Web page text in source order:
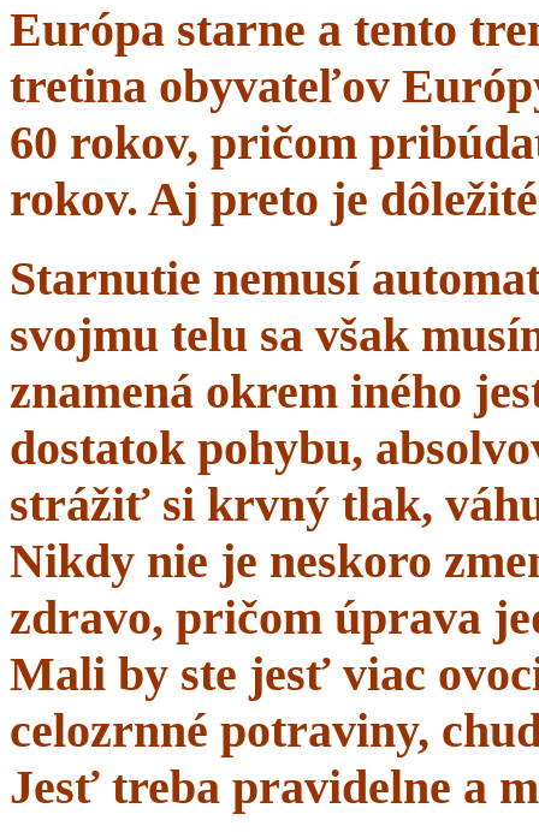
Európa starne a tento
tretina obyvateľov
60 rokov, pričom
rokov. Aj preto je
Starnutie nemusí
svojmu telu sa však
znamená okrem iného
dostatok pohybu,
strážiť si krvný tlak,
Nikdy nie je neskoro
zdravo, pričom úprava
Mali by ste jesť viac
celozrnné potraviny,
Jesť treba pravidelne a